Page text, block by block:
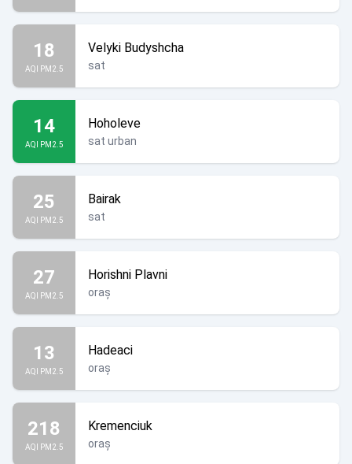
18
AQI PM2.5
Velyki Budyshcha
sat
14
AQI PM2.5
Hoholeve
sat urban
25
AQI PM2.5
Bairak
sat
27
AQI PM2.5
Horishni Plavni
oraș
13
AQI PM2.5
Hadeaci
oraș
218
AQI PM2.5
Kremenciuk
oraș